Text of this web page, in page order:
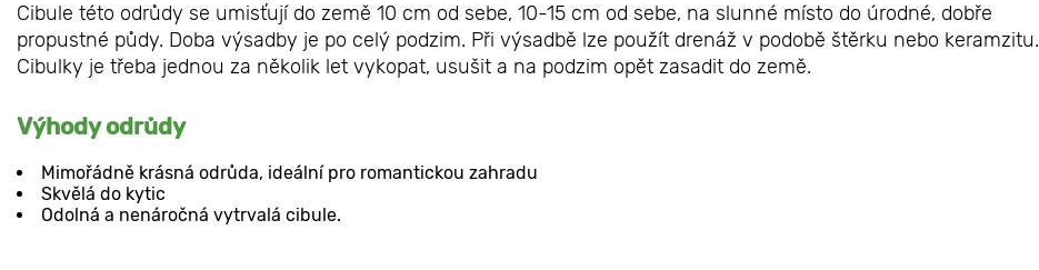
Cibule této odrůdy se umisťují do země 10 cm od sebe, 10-15 cm od sebe, na slunné místo do úrodné, dobře
propustné půdy. Doba výsadby je po celý podzim. Při výsadbě lze použít drenáž v podobě štěrku nebo keramzitu.
Cibulky je třeba jednou za několik let vykopat, usušit a na podzim opět zasadit do země.
Výhody odrůdy
Mimořádně krásná odrůda, ideální pro romantickou zahradu
Skvělá do kytic
Odolná a nenáročná vytrvalá cibule.